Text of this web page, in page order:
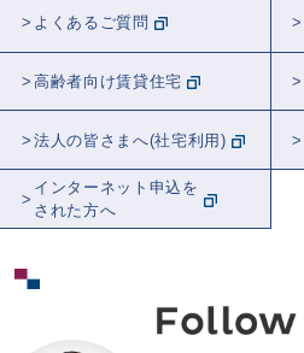
よくあるご質問
高齢者向け賃貸住宅
法人の皆さまへ(社宅利用)
インターネット申込を
された方へ